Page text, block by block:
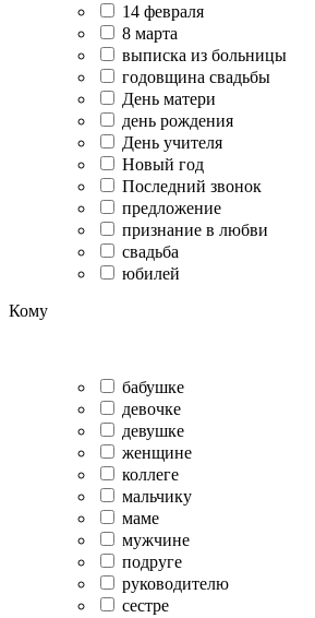
14 февраля
8 марта
выписка из больницы
годовщина свадьбы
День матери
день рождения
День учителя
Новый год
Последний звонок
предложение
признание в любви
свадьба
юбилей
Кому
бабушке
девочке
девушке
женщине
коллеге
мальчику
маме
мужчине
подруге
руководителю
сестре